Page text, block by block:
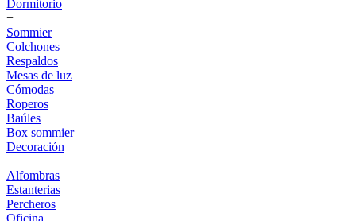
Dormitorio
+
Sommier
Colchones
Respaldos
Mesas de luz
Cómodas
Roperos
Baúles
Box sommier
Decoración
+
Alfombras
Estanterias
Percheros
Oficina